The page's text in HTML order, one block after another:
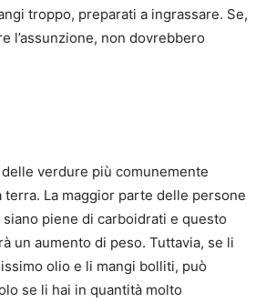
troppo, preparati a ingrassare. Se,
l’assunzione, non dovrebbero
verdure più comunemente
terra. La maggior parte delle persone
piene di carboidrati e questo
un aumento di peso. Tuttavia, se li
olio e li mangi bolliti, può
se li hai in quantità molto